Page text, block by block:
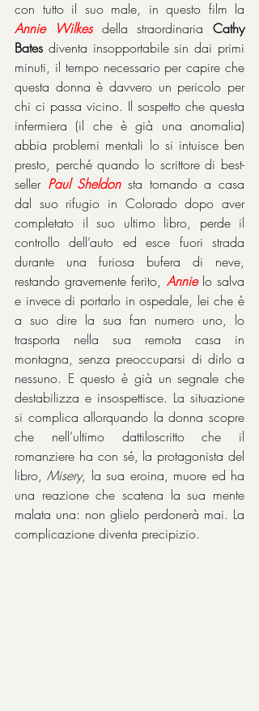
Annie Wilkes della straordinaria Cathy
Bates diventa insopportabile sin dai primi
minuti, il tempo necessario per capire che
questa donna è davvero un pericolo per
chi ci passa vicino. Il sospetto che questa
infermiera (il che è già una anomalia)
abbia problemi mentali lo si intuisce ben
presto, perché quando ‎lo scrittore di best-
seller Paul Sheldon sta tornando a casa
dal suo rifugio in Colorado dopo aver
completato il suo ultimo libro, perde il
controllo dell’auto ed esce fuori strada
durante una furiosa bufera di neve,
restando gravemente ferito, Annie lo salva
e invece di portarlo in ospedale, lei che è
a suo dire la sua fan numero uno, lo
trasporta nella sua remota casa in
montagna, senza preoccuparsi di dirlo a
nessuno. E questo è già un segnale che
destabilizza e insospettisce. La situazione
si complica allorquando la donna scopre
che nell’ultimo dattiloscritto che il
romanziere ha con sé, la protagonista del
libro, Misery, la sua eroina, muore ed ha
una reazione che scatena la sua mente
malata una: non glielo perdonerà mai. La
complicazione diventa precipizio.